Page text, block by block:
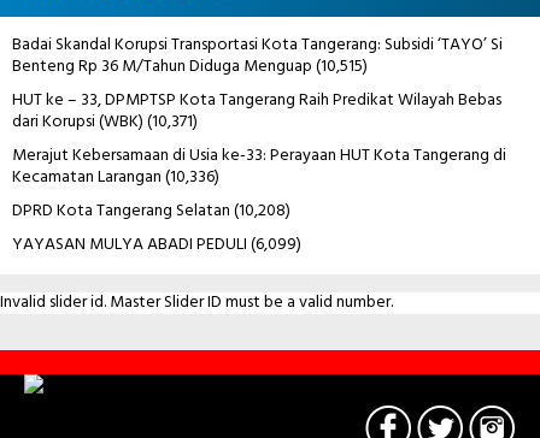
Badai Skandal Korupsi Transportasi Kota Tangerang: Subsidi ‘TAYO’ Si
Benteng Rp 36 M/Tahun Diduga Menguap(10,515)
HUT ke – 33, DPMPTSP Kota Tangerang Raih Predikat Wilayah Bebas
dari Korupsi (WBK)(10,371)
Merajut Kebersamaan di Usia ke-33: Perayaan HUT Kota Tangerang di
Kecamatan Larangan(10,336)
DPRD Kota Tangerang Selatan(10,208)
YAYASAN MULYA ABADI PEDULI(6,099)
Invalid slider id. Master Slider ID must be a valid number.
Contact
Us